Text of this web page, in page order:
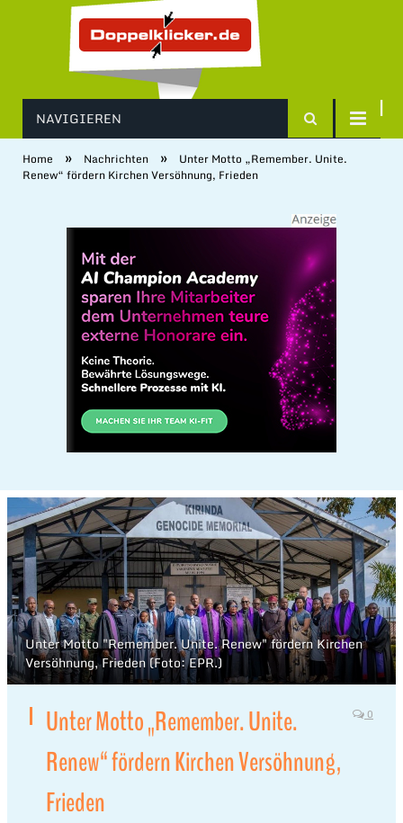
NAVIGIEREN
Home » Nachrichten »
Unter Motto „Remember. Unite.
Renew“ fördern Kirchen Versöhnung, Frieden
Unter Motto "Remember. Unite. Renew" fördern Kirchen
Versöhnung, Frieden (Foto: EPR.)
Unter Motto „Remember. Unite.
Renew“ fördern Kirchen Versöhnung,
Frieden
0